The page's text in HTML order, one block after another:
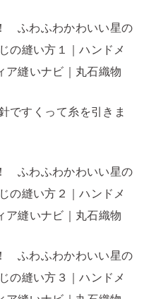
ですくって糸を引きま